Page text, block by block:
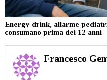
Energy drink, allarme
consumano prima dei 12 anni
Francesco